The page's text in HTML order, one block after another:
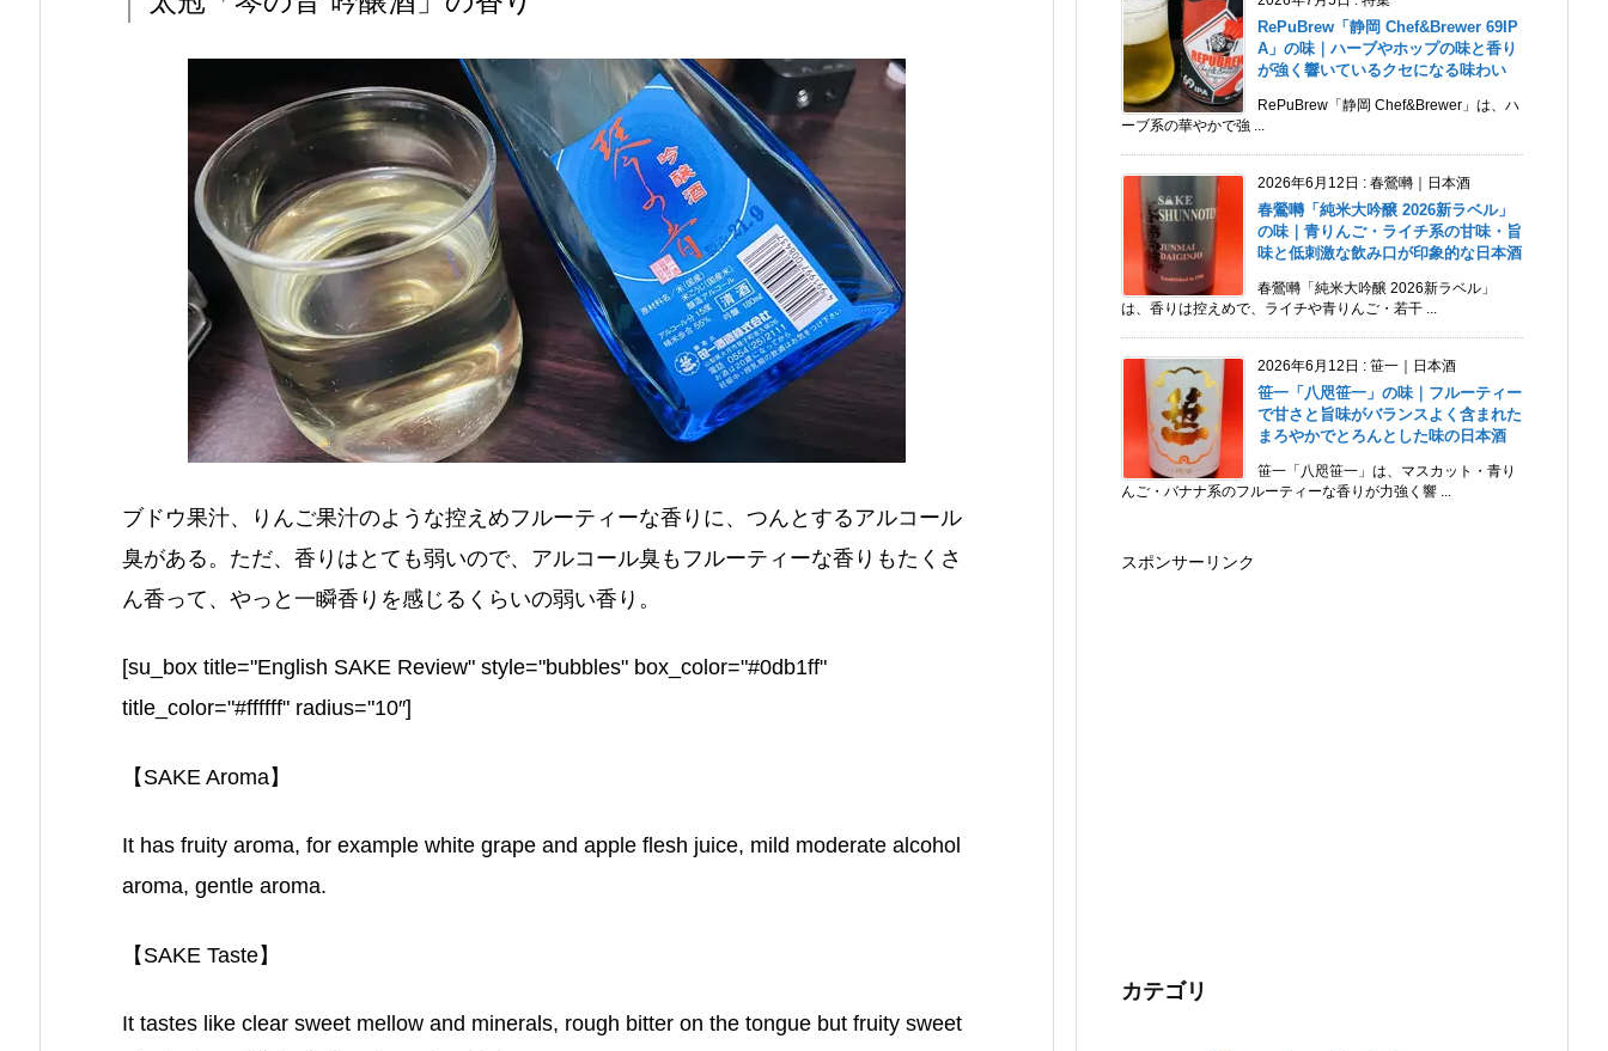
ブドウ果汁、りんご果汁のような控えめフルーティーな香りに、つんとするアルコール
臭がある。ただ、香りはとても弱いので、アルコール臭もフルーティーな香りもたくさ
ん香って、やっと一瞬香りを感じるくらいの弱い香り。
[su_box title="English SAKE Review" style="bubbles" box_color="#0db1ff"
title_color="#ffffff" radius="10″]
【SAKE Aroma】
It has fruity aroma, for example white grape and apple flesh juice, mild moderate alcohol
aroma, gentle aroma.
【SAKE Taste】
It tastes like clear sweet mellow and minerals, rough bitter on the tongue but fruity sweet
RePuBrew「静岡 Chef&Brewer 69IP
A」の味｜ハーブやホップの味と香り
が強く響いているクセになる味わい
RePuBrew「静岡 Chef&Brewer」は、ハ
ーブ系の華やかで強 ...
2026年6月12日 : 春鶯囀｜日本酒
春鶯囀「純米大吟醸 2026新ラベル」
の味｜青りんご・ライチ系の甘味・旨
味と低刺激な飲み口が印象的な日本酒
春鶯囀「純米大吟醸 2026新ラベル」
は、香りは控えめで、ライチや青りんご・若干 ...
2026年6月12日 : 笹一｜日本酒
笹一「八咫笹一」の味｜フルーティー
で甘さと旨味がバランスよく含まれた
まろやかでとろんとした味の日本酒
笹一「八咫笹一」は、マスカット・青り
んご・バナナ系のフルーティーな香りが力強く響 ...
スポンサーリンク
カテゴリ